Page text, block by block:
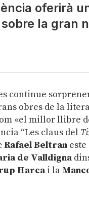
oferirà
la gran
continue
obres de la
«el millor llibre
“Les claus del
Rafael Beltran este
de Valldigna
Harca i la